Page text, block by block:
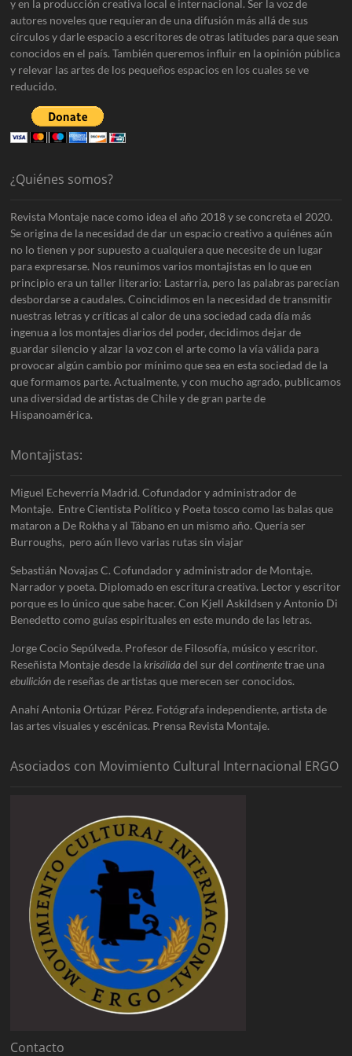
y en la producción creativa local e internacional. Ser la voz de
autores noveles que requieran de una difusión más allá de sus
círculos y darle espacio a escritores de otras latitudes para que sean
conocidos en el país. También queremos influir en la opinión pública
y relevar las artes de los pequeños espacios en los cuales se ve
reducido.
¿Quiénes somos?
Revista Montaje nace como idea el año 2018 y se concreta el 2020.
Se origina de la necesidad de dar un espacio creativo a quiénes aún
no lo tienen y por supuesto a cualquiera que necesite de un lugar
para expresarse. Nos reunimos varios montajistas en lo que en
principio era un taller literario: Lastarria, pero las palabras parecían
desbordarse a caudales. Coincidimos en la necesidad de transmitir
nuestras letras y críticas al calor de una sociedad cada día más
ingenua a los montajes diarios del poder, decidimos dejar de
guardar silencio y alzar la voz con el arte como la vía válida para
provocar algún cambio por mínimo que sea en esta sociedad de la
que formamos parte. Actualmente, y con mucho agrado, publicamos
una diversidad de artistas de Chile y de gran parte de
Hispanoamérica.
Montajistas:
Miguel Echeverría Madrid. Cofundador y administrador de
Montaje. Entre Cientista Político y Poeta tosco como las balas que
mataron a De Rokha y al Tábano en un mismo año. Quería ser
Burroughs, pero aún llevo varias rutas sin viajar
Sebastián Novajas C. Cofundador y administrador de Montaje.
Narrador y poeta. Diplomado en escritura creativa. Lector y escritor
porque es lo único que sabe hacer. Con Kjell Askildsen y Antonio Di
Benedetto como guías espirituales en este mundo de las letras.
Jorge Cocio Sepúlveda. Profesor de Filosofía, músico y escritor.
Reseñista Montaje desde lakrisálidadel sur delcontinentetrae una
ebulliciónde reseñas de artistas que merecen ser conocidos.
Anahí Antonia Ortúzar Pérez. Fotógrafa independiente, artista de
las artes visuales y escénicas. Prensa Revista Montaje.
Asociados con Movimiento Cultural Internacional ERGO
Contacto